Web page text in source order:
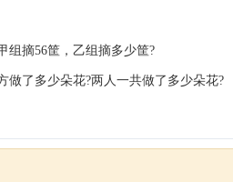
组摘56筐，乙组摘多少筐?
做了多少朵花?两人一共做了多少朵花?